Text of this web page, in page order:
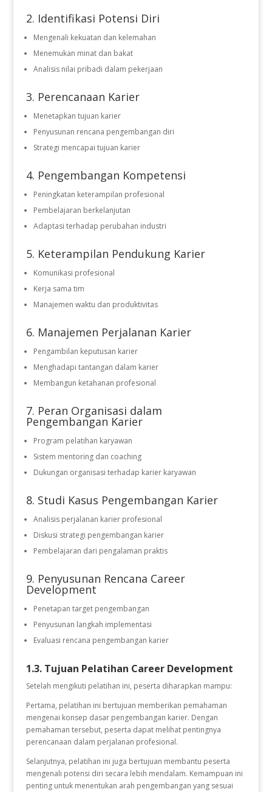
2. Identifikasi Potensi Diri
Mengenali kekuatan dan kelemahan
Menemukan minat dan bakat
Analisis nilai pribadi dalam pekerjaan
3. Perencanaan Karier
Menetapkan tujuan karier
Penyusunan rencana pengembangan diri
Strategi mencapai tujuan karier
4. Pengembangan Kompetensi
Peningkatan keterampilan profesional
Pembelajaran berkelanjutan
Adaptasi terhadap perubahan industri
5. Keterampilan Pendukung Karier
Komunikasi profesional
Kerja sama tim
Manajemen waktu dan produktivitas
6. Manajemen Perjalanan Karier
Pengambilan keputusan karier
Menghadapi tantangan dalam karier
Membangun ketahanan profesional
7. Peran Organisasi dalam
Pengembangan Karier
Program pelatihan karyawan
Sistem mentoring dan coaching
Dukungan organisasi terhadap karier karyawan
8. Studi Kasus Pengembangan Karier
Analisis perjalanan karier profesional
Diskusi strategi pengembangan karier
Pembelajaran dari pengalaman praktis
9. Penyusunan Rencana Career
Development
Penetapan target pengembangan
Penyusunan langkah implementasi
Evaluasi rencana pengembangan karier
1.3. Tujuan Pelatihan Career Development
Setelah mengikuti pelatihan ini, peserta diharapkan mampu:
Pertama, pelatihan ini bertujuan memberikan pemahaman
mengenai konsep dasar pengembangan karier. Dengan
pemahaman tersebut, peserta dapat melihat pentingnya
perencanaan dalam perjalanan profesional.
Selanjutnya, pelatihan ini juga bertujuan membantu peserta
mengenali potensi diri secara lebih mendalam. Kemampuan ini
penting untuk menentukan arah pengembangan yang sesuai